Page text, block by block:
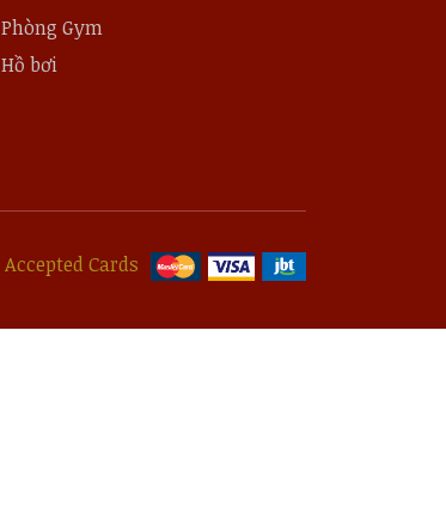
Phòng Gym
Hồ bơi
Accepted Cards